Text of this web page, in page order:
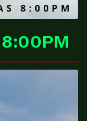
8:00PM